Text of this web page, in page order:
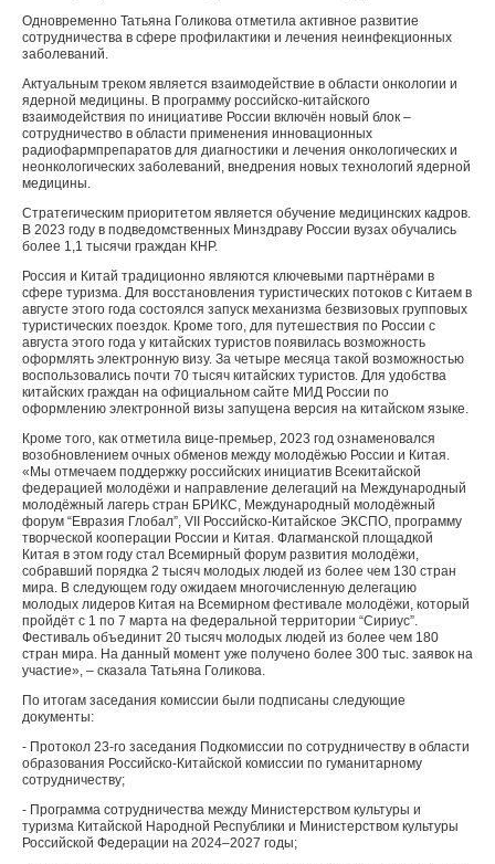
Одновременно Татьяна Голикова отметила активное развитие
сотрудничества в сфере профилактики и лечения неинфекционных
заболеваний.
Актуальным треком является взаимодействие в области онкологии и
ядерной медицины. В программу российско-китайского
взаимодействия по инициативе России включён новый блок –
сотрудничество в области применения инновационных
радиофармпрепаратов для диагностики и лечения онкологических и
неонкологических заболеваний, внедрения новых технологий ядерной
медицины.
Стратегическим приоритетом является обучение медицинских кадров.
В 2023 году в подведомственных Минздраву России вузах обучались
более 1,1 тысячи граждан КНР.
Россия и Китай традиционно являются ключевыми партнёрами в
сфере туризма. Для восстановления туристических потоков с Китаем в
августе этого года состоялся запуск механизма безвизовых групповых
туристических поездок. Кроме того, для путешествия по России с
августа этого года у китайских туристов появилась возможность
оформлять электронную визу. За четыре месяца такой возможностью
воспользовались почти 70 тысяч китайских туристов. Для удобства
китайских граждан на официальном сайте МИД России по
оформлению электронной визы запущена версия на китайском языке.
Кроме того, как отметила вице-премьер, 2023 год ознаменовался
возобновлением очных обменов между молодёжью России и Китая.
«Мы отмечаем поддержку российских инициатив Всекитайской
федерацией молодёжи и направление делегаций на Международный
молодёжный лагерь стран БРИКС, Международный молодёжный
форум “Евразия Глобал”, VII Российско-Китайское ЭКСПО, программу
творческой кооперации России и Китая. Флагманской площадкой
Китая в этом году стал Всемирный форум развития молодёжи,
собравший порядка 2 тысяч молодых людей из более чем 130 стран
мира. В следующем году ожидаем многочисленную делегацию
молодых лидеров Китая на Всемирном фестивале молодёжи, который
пройдёт с 1 по 7 марта на федеральной территории “Сириус”.
Фестиваль объединит 20 тысяч молодых людей из более чем 180
стран мира. На данный момент уже получено более 300 тыс. заявок на
участие», – сказала Татьяна Голикова.
По итогам заседания комиссии были подписаны следующие
документы:
- Протокол 23-го заседания Подкомиссии по сотрудничеству в области
образования Российско-Китайской комиссии по гуманитарному
сотрудничеству;
- Программа сотрудничества между Министерством культуры и
туризма Китайской Народной Республики и Министерством культуры
Российской Федерации на 2024–2027 годы;